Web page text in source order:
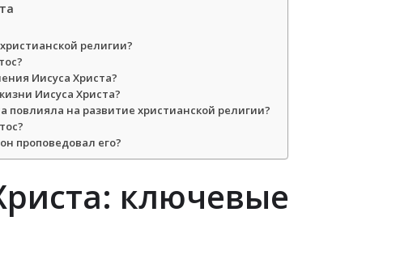
религии?
Иисуса Христа?
Иисуса Христа?
повлияла на развитие христианской религии?
проповедовал его?
ключевые